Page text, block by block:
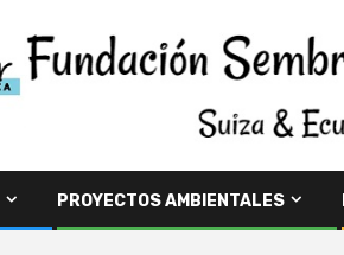
PROYECTOS AMBIENTALES